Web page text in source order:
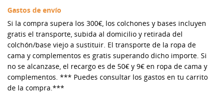
Gastos de envío
Si la compra supera los 300€, los colchones y bases incluyen
gratis el transporte, subida al domicilio y retirada del
colchón/base viejo a sustituir. El transporte de la ropa de
cama y complementos es gratis superando dicho importe. Si
no se alcanzase, el recargo es de 50€ y 9€ en ropa de cama y
complementos. *** Puedes consultar los gastos en tu carrito
de la compra.***